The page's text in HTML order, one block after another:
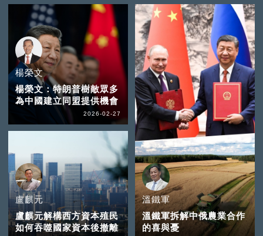
楊榮文
楊榮文：特朗普樹敵眾多
為中國建立同盟提供機會
2026-02-27
盧麒元
盧麒元解構西方資本殖民
如何吞噬國家資本後撤離
溫鐵軍
溫鐵軍拆解中俄農業合作
的喜與憂